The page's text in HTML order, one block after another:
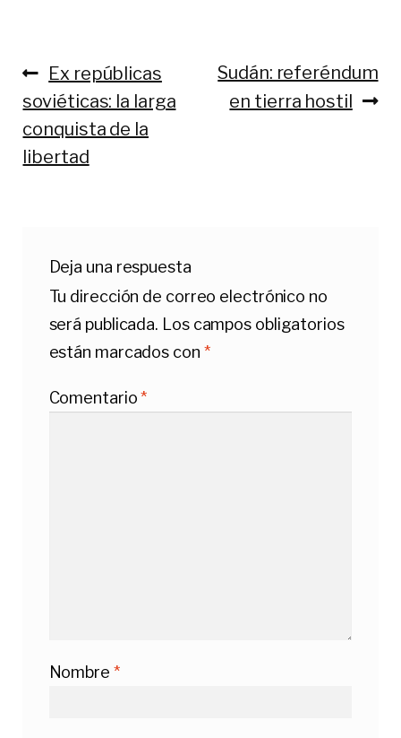
Navegación
de
entradas
Anterior:
Ex repúblicas
soviéticas: la larga
conquista de la
libertad
Siguiente:
Sudán: referéndum
en tierra hostil
Deja una respuesta
Tu dirección de correo electrónico no
será publicada. Los campos obligatorios
están marcados con *
Comentario*
Nombre *